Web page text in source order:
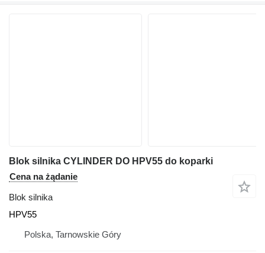
Blok silnika CYLINDER DO HPV55 do koparki
Cena na żądanie
Blok silnika
HPV55
Polska, Tarnowskie Góry